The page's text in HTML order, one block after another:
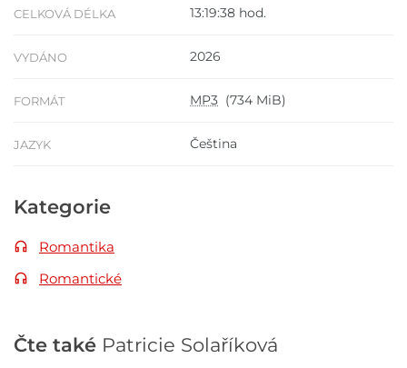
CELKOVÁ DÉLKA 13:19:38 hod.
VYDÁNO 2026
FORMÁT MP3 (734 MiB)
JAZYK Čeština
Kategorie
Romantika
Romantické
Čte také Patricie Solaříková